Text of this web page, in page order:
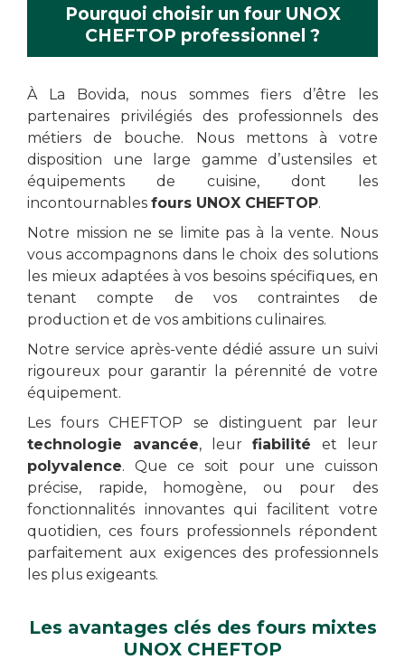
Pourquoi choisir un four UNOX
CHEFTOP professionnel ?
À La Bovida, nous sommes fiers d’être les
partenaires privilégiés des professionnels des
métiers de bouche. Nous mettons à votre
disposition une large gamme d’ustensiles et
équipements de cuisine, dont les
incontournables fours UNOX CHEFTOP.
Notre mission ne se limite pas à la vente. Nous
vous accompagnons dans le choix des solutions
les mieux adaptées à vos besoins spécifiques, en
tenant compte de vos contraintes de
production et de vos ambitions culinaires.
Notre service après-vente dédié assure un suivi
rigoureux pour garantir la pérennité de votre
équipement.
Les fours CHEFTOP se distinguent par leur
technologie avancée, leur fiabilité et leur
polyvalence. Que ce soit pour une cuisson
précise, rapide, homogène, ou pour des
fonctionnalités innovantes qui facilitent votre
quotidien, ces fours professionnels répondent
parfaitement aux exigences des professionnels
les plus exigeants.
Les avantages clés des fours mixtes
UNOX CHEFTOP